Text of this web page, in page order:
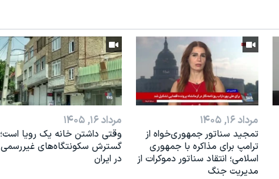
مرداد ۱۶, ۱۴۰۵
تمجید سناتور جمهوری‌خواه از
ترامپ برای مذاکره با جمهوری
اسلامی؛ انتقاد سناتور دموکرات از
مدیریت جنگ
مرداد ۱۶, ۱۴۰۵
وقتی داشتن خانه یک رویا است؛
گسترش سکونتگاه‌های غیررسمی
در ایران